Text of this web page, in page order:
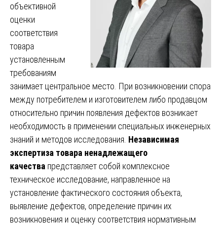
объективной
оценки
соответствия
товара
установленным
требованиям
занимает центральное место. При возникновении спора
между потребителем и изготовителем либо продавцом
относительно причин появления дефектов возникает
необходимость в применении специальных инженерных
знаний и методов исследования. Независимая
экспертиза товара ненадлежащего
качества представляет собой комплексное
техническое исследование, направленное на
установление фактического состояния объекта,
выявление дефектов, определение причин их
возникновения и оценку соответствия нормативным